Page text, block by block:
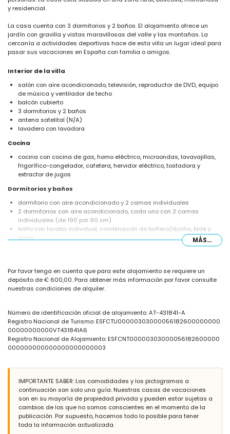
y residencial.
La casa cuenta con 3 dormitorios y 2 baños. El alojamiento ofrece un
jardín con gravilla y vistas maravillosas del valle y las montañas. La
cercanía a actividades deportivas hace de esta villa un lugar ideal para
pasar sus vacaciones en España con familia o amigos.
Interior de la villa
salón con aire acondicionado, televisión, reproductor de DVD, equipo
de música y ventilador de techo
balcón cubierto
3 dormitorios y 2 baños
antena satelital (N/A)
lavadero con lavadora
Cocina
cocina con cocina de gas, horno eléctrico, microondas, lavavajillas,
frigorífico-congelador, cafetera, hervidor eléctrico, tostadora y
extractor de jugos
Dormitorios y baños
dormitorio con aire acondicionado y 2 camas individuales
2 dormitorios con aire acondicionado, cada uno con 2 camas
individuales (de 190 por 90 cm)
baño con lavabo individual, combinación de bañera/ducha, bidé y
aseo
terreno cerrado
piscina privada de 8m x 4m y 1.8m de profundidad
jardín con gravilla y muebles de jardín con tumbonas
barbacoa
ducha exterior
zona de estar exterior y zona de comedor exterior
plaza de aparcamiento privada
Más información
aeropuerto más cercano: Alicante (a menos de 100 kilómetros de la
villa)
transporte público cercano: autobús a menos de 5 kilómetros y tren a
menos de 10 kilómetros
no se permiten mascotas
MÁS...
Por favor tenga en cuenta que para este alojamiento se requiere un
depósito de € 600,00. Para obtener más información por favor consulte
nuestras condiciones de alquiler.
Número de identificación oficial de alojamiento: AT-431841-A
Registro Nacional de Turismo: ESFCTU00000303000056182600000000
00000000000VT431841A6
Registro Nacional de Alojamiento: ESFCNT00000303000056182600000
000000000000000000000003
IMPORTANTE SABER: Las comodidades y los pictogramas a
continuación son solo una guía. Nuestras casas de vacaciones
son en su mayoría de propiedad privada y pueden estar sujetas a
cambios de los que no somos conscientes en el momento de la
publicación. Por supuesto, hacemos todo lo posible para tener
toda la información actualizada.